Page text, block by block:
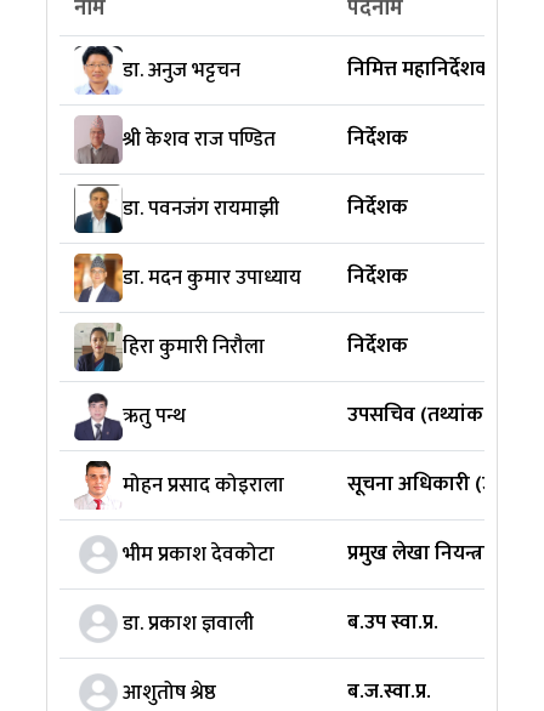
नाम पदनाम
डा. अनुज भट्टचन निमित्त महानिर्देशक
श्री केशव राज पण्डित निर्देशक
डा. पवनजंग रायमाझी निर्देशक
डा. मदन कुमार उपाध्याय निर्देशक
हिरा कुमारी निरौला निर्देशक
ऋतु पन्थ उपसचिव (तथ्यांक)
मोहन प्रसाद कोइराला सूचना अधिकारी
भीम प्रकाश देवकोटा प्रमुख लेखा नियन्त्रक
डा. प्रकाश ज्ञवाली ब.उप स्वा.प्र.
आशुतोष श्रेष्ठ ब.ज.स्वा.प्र.